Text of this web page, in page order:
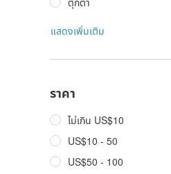
แสดงเพิ่มเติม
ราคา
ไม่เกิน US$10
US$10 - 50
US$50 - 100